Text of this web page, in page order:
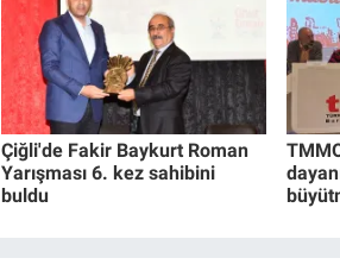
Çiğli'de Fakir Baykurt Roman
Yarışması 6. kez sahibini
buldu